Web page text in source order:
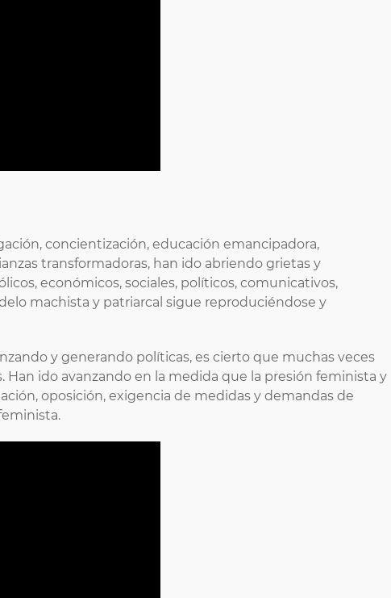
concientización, educación emancipadora,
transformadoras, han ido abriendo grietas y
económicos, sociales, políticos, comunicativos,
machista y patriarcal sigue reproduciéndose y
y generando políticas, es cierto que muchas veces
Han ido avanzando en la medida que la presión feminista y
oposición, exigencia de medidas y demandas de